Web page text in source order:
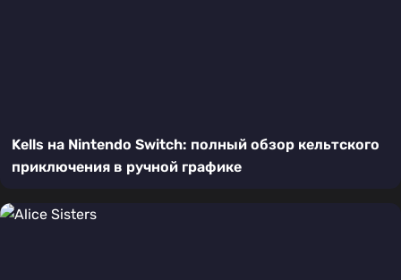
Kells на Nintendo Switch: полный обзор кельтского
приключения в ручной графике